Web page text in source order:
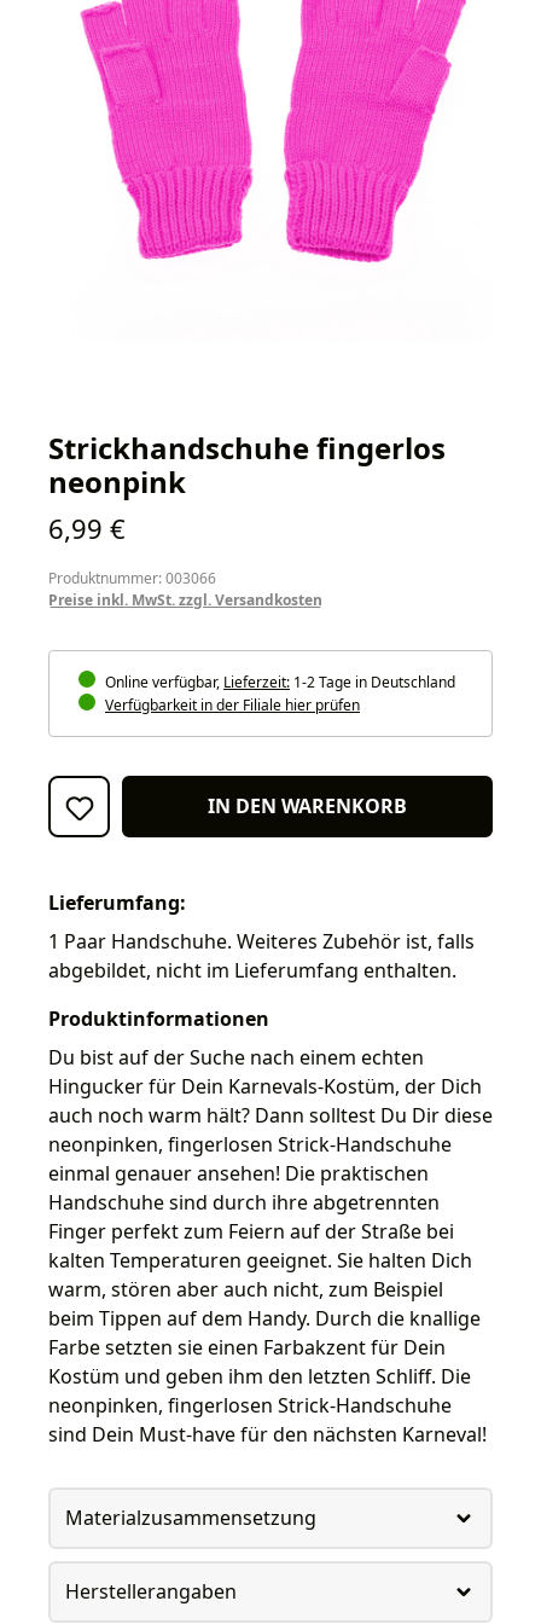
Strickhandschuhe fingerlos
neonpink
Regulärer Preis:
6,99 €
Produktnummer: 003066
Preise inkl. MwSt. zzgl. Versandkosten
Online verfügbar, Lieferzeit: 1-2 Tage in Deutschland
Verfügbarkeit in der Filiale hier prüfen
IN DEN WARENKORB
Lieferumfang:
1 Paar Handschuhe. Weiteres Zubehör ist, falls
abgebildet, nicht im Lieferumfang enthalten.
Produktinformationen
Du bist auf der Suche nach einem echten
Hingucker für Dein Karnevals-Kostüm, der Dich
auch noch warm hält? Dann solltest Du Dir diese
neonpinken, fingerlosen Strick-Handschuhe
einmal genauer ansehen! Die praktischen
Handschuhe sind durch ihre abgetrennten
Finger perfekt zum Feiern auf der Straße bei
kalten Temperaturen geeignet. Sie halten Dich
warm, stören aber auch nicht, zum Beispiel
beim Tippen auf dem Handy. Durch die knallige
Farbe setzten sie einen Farbakzent für Dein
Kostüm und geben ihm den letzten Schliff. Die
neonpinken, fingerlosen Strick-Handschuhe
sind Dein Must-have für den nächsten Karneval!
Materialzusammensetzung
Herstellerangaben